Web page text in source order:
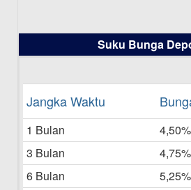
Daftar Pemenang
Bulan Juni 2025
Daftar Pemenang
Bulan Mei 2025
Laporan Keuangan
06-05-2025
Suku Bunga
Jangka Waktu
1 Bulan
4,50%
3 Bulan
4,75%
6 Bulan
5,25%